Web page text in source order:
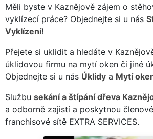
Měli byste v Kaznějově zájem o
vyklízecí práce? Objednejte si u nás
Vyklízení!
Přejete si uklidit a hledáte v
úklidovou firmu na mytí oken či jiné
Objednejte si u nás Úklidy a Mytí
Službu sekání a štípání dřeva
a odborně zajistí a poskytnou
franchisové sítě EXTRA SERVICES.